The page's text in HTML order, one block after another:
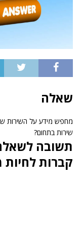
שאלה
מחפש מידע על השירות של
שירות בתחום?
תשובה
קברות